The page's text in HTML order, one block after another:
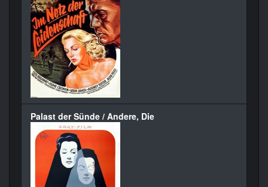
Palast der Sünde / Andere, Die